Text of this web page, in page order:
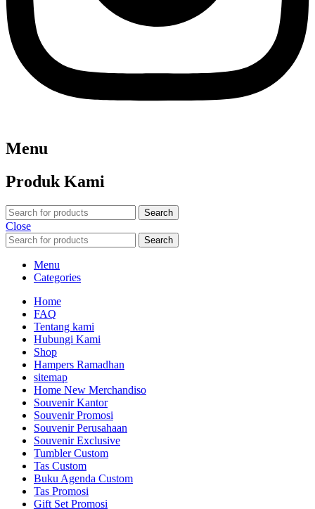
Menu
Produk Kami
Search
Close
Search
Menu
Categories
Home
FAQ
Tentang kami
Hubungi Kami
Shop
Hampers Ramadhan
sitemap
Home New Merchandiso
Souvenir Kantor
Souvenir Promosi
Souvenir Perusahaan
Souvenir Exclusive
Tumbler Custom
Tas Custom
Buku Agenda Custom
Tas Promosi
Gift Set Promosi